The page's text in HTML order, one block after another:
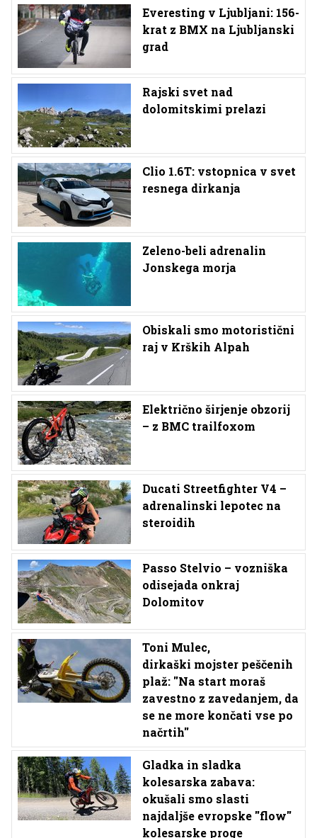
Everesting v Ljubljani: 156-
krat z BMX na Ljubljanski
grad
Rajski svet nad
dolomitskimi prelazi
Clio 1.6T: vstopnica v svet
resnega dirkanja
Zeleno-beli adrenalin
Jonskega morja
Obiskali smo motoristični
raj v Krških Alpah
Električno širjenje obzorij
– z BMC trailfoxom
Ducati Streetfighter V4 –
adrenalinski lepotec na
steroidih
Passo Stelvio – vozniška
odisejada onkraj
Dolomitov
Toni Mulec,
dirkaški mojster peščenih
plaž: ''Na start moraš
zavestno z zavedanjem, da
se ne more končati vse po
načrtih''
Gladka in sladka
kolesarska zabava:
okušali smo slasti
najdaljše evropske ''flow''
kolesarske proge